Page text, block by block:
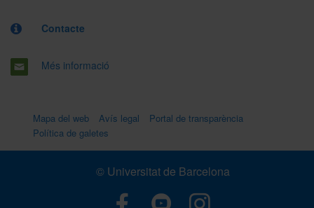
Contacte
Més informació
Mapa del web Avís legal
Portal de transparència
Política de galetes
© Universitat de Barcelona